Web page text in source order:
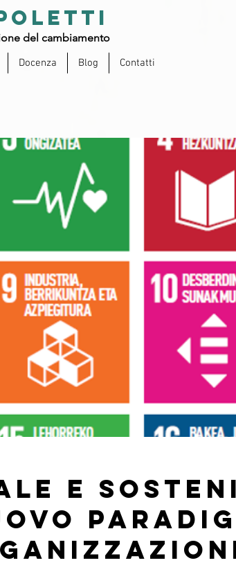
del cambiamento
Docenza Blog Contatti
e